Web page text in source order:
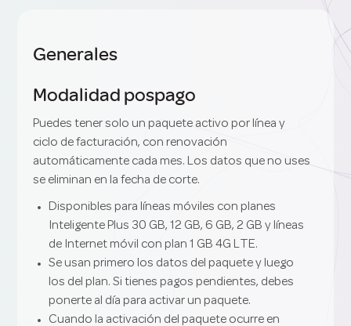
Generales
Modalidad pospago
Puedes tener solo un paquete activo por línea y
ciclo de facturación, con renovación
automáticamente cada mes. Los datos que no uses
se eliminan en la fecha de corte.
Disponibles para líneas móviles con planes
Inteligente Plus 30 GB, 12 GB, 6 GB, 2 GB y líneas
de Internet móvil con plan 1 GB 4G LTE.
Se usan primero los datos del paquete y luego
los del plan. Si tienes pagos pendientes, debes
ponerte al día para activar un paquete.
Cuando la activación del paquete ocurre en